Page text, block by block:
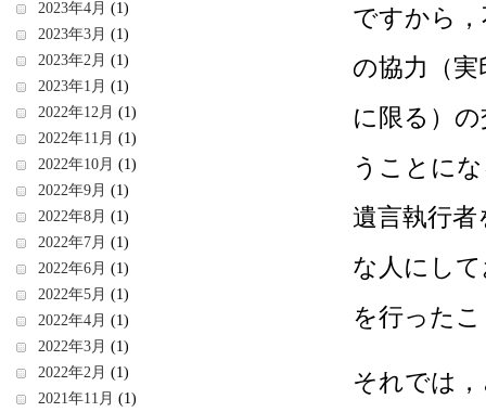
ですから
の協力（
に限る）
うことに
遺言執行
な人にし
を行った
それでは
2023年4月 (1)
2023年3月 (1)
2023年2月 (1)
2023年1月 (1)
2022年12月 (1)
2022年11月 (1)
2022年10月 (1)
2022年9月 (1)
2022年8月 (1)
2022年7月 (1)
2022年6月 (1)
2022年5月 (1)
2022年4月 (1)
2022年3月 (1)
2022年2月 (1)
2021年11月 (1)